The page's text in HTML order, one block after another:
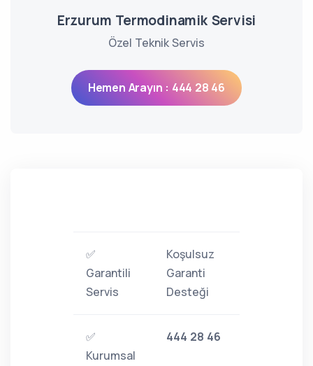
Erzurum Termodinamik Servisi
Özel Teknik Servis
Hemen Arayın : 444 28 46
✅
Garantili
Servis
Koşulsuz
Garanti
Desteği
✅
Kurumsal
444 28 46